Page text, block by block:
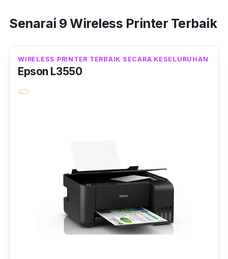
Senarai 9 Wireless Printer Terbaik
WIRELESS PRINTER TERBAIK SECARA KESELURUHAN
Epson L3550